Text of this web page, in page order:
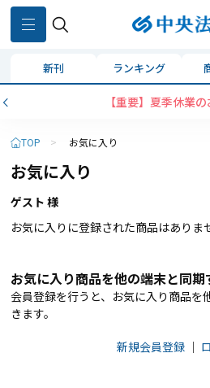
新刊 ランキング
【重要】夏季休業
TOP > お気に入り
お気に入り
ゲスト 様
お気に入りに登録された商品はありま
お気に入り商品を他の端末と同期
会員登録を行うと、お気に入り商品を
きます。
新規会員登録 ｜